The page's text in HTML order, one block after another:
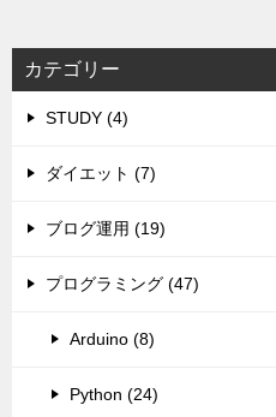
カテゴリー
STUDY (4)
ダイエット (7)
ブログ運用 (19)
プログラミング (47)
Arduino (8)
Python (24)